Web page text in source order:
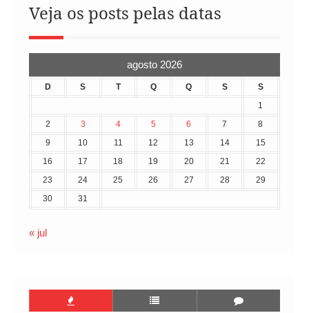
Veja os posts pelas datas
agosto 2026
D S T Q Q S
S
1
2
3 4 5 6 7
8
9
10 11 12 13 14
15
16
17 18 19 20 21
22
23
24 25 26 27 28
29
30
31
« jul